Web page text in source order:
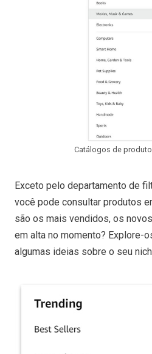
Catálogos de
Exceto pelo departamento de
você pode consultar produtos
são os mais vendidos, os
em alta no momento? Explore-
algumas ideias sobre o seu